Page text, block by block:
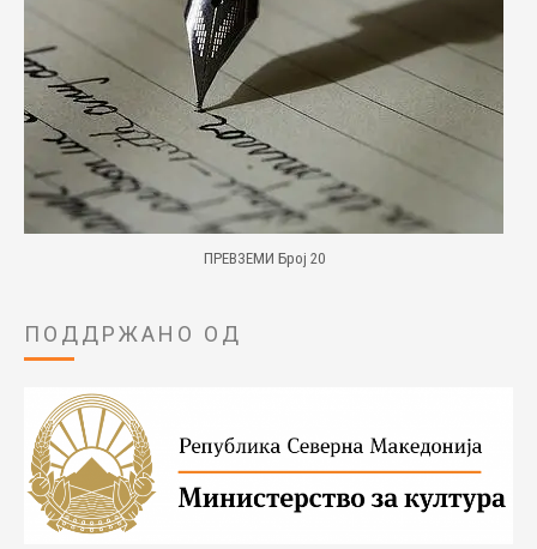
ПРЕВЗЕМИ Број 20
ПОДДРЖАНО ОД